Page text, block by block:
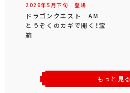
2026年5 月下旬 登場
ドラゴンクエスト AM
とうぞくのカギで開く！宝
箱
もっと見る